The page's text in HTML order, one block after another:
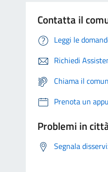
Contatta il
Leggi le
Richiedi
Chiama il
Prenota un
Problemi in
Segnala